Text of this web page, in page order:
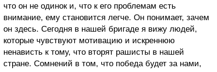
что он не одинок и, что к его проблемам есть
внимание, ему становится легче. Он понимает, зачем
он здесь. Сегодня в нашей бригаде я вижу людей,
которые чувствуют мотивацию и искреннюю
ненависть к тому, что вторят рашисты в нашей
стране. Сомнений в том, что победа будет за нами,